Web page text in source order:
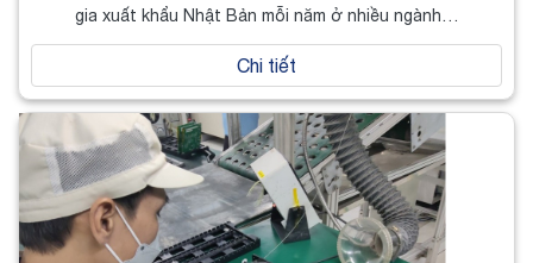
gia xuất khẩu Nhật Bản mỗi năm ở nhiều ngành…
Chi tiết